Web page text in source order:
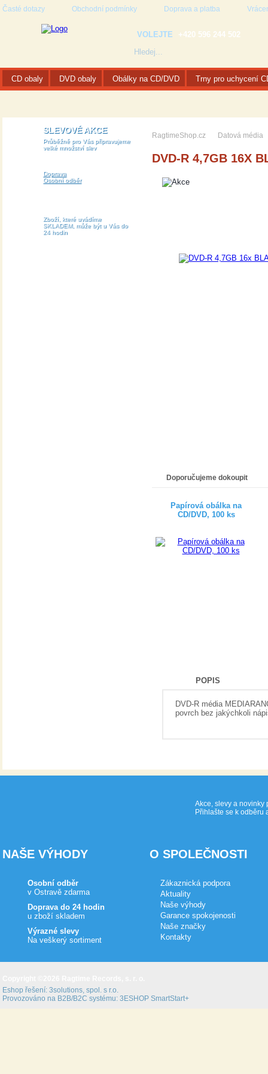
Časté dotazy Obchodní podmínky Doprava a platba
VOLEJTE +420 596 244 502
CD obaly DVD obaly Obálky na CD/DVD Trny pro uchycení
SLEVOVÉ AKCE
Průběžně pro Vás připravujeme
velké množství slev
Doprava
Osobní odběr
Zboží, které uvádíme
SKLADEM, může být u Vás do
24 hodin
RagtimeShop.cz Datová média
DVD-R 4,7GB 16X
Doporučujeme dokoupit
Papírová obálka na
CD/DVD, 100 ks
POPIS
DVD-R média
povrch bez jakýchkoli
Akce, slevy a novinky
Přihlašte se k odběru
NAŠE VÝHODY
Osobní odběr
v Ostravě zdarma
Doprava do 24 hodin
u zboží skladem
Výrazné slevy
Na veškerý sortiment
O SPOLEČNOSTI
Zákaznická podpora
Aktuality
Naše výhody
Garance spokojenosti
Naše značky
Kontakty
Eshop řešení: 3solutions, spol. s r.o.
Provozováno na B2B/B2C systému: 3ESHOP SmartStart+